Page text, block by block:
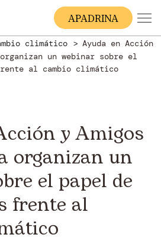
APADRINA
climático
Ayuda en Acción
un webinar sobre el
al cambio climático
y Amigos
organizan un
el papel de
frente al